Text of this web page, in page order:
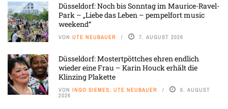
Düsseldorf: Noch bis Sonntag im Maurice-Ravel-
Park – „Liebe das Leben – pempelfort music
weekend“
VON UTE NEUBAUER 7. AUGUST 2026
Düsseldorf: Mostertpöttches ehren endlich
wieder eine Frau – Karin Houck erhält die
Klinzing Plakette
VON INGO SIEMES, UTE NEUBAUER 6. AUGUST
2026